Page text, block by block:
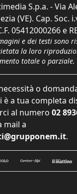
S.p.a. - Via
(VE). Cap. Soc.
05412000266 e
e dei testi sono
la loro
totale o parziale.
o
è a tua completa
al numero 02
mail a
.